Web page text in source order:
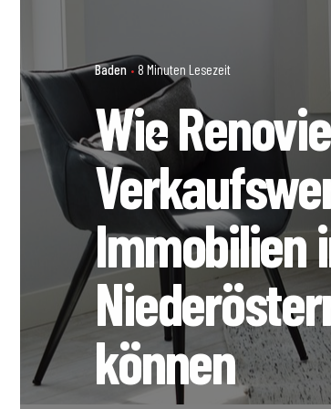
Baden 8 Minuten Lesezeit
Wie
Immobilien
können